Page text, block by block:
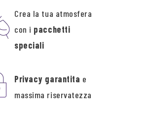
Crea la tua atmosfera
con i pacchetti
speciali
Privacy garantita e
massima riservatezza